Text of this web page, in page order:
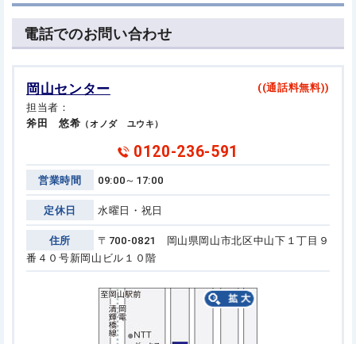
電話でのお問い合わせ
岡山センター
((通話料無料))
担当者：
斧田 悠希 （オノダ ユウキ）
0120-236-591
営業時間 09:00～17:00
定休日 水曜日・祝日
住所
〒700-0821 岡山県岡山市北区中山下１丁目９
番４０号新岡山ビル１０階